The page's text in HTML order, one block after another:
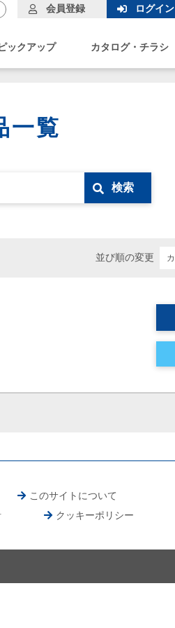
ックアップ カタログ・チラシ
会員登録 ログイン
一覧
検索
並び順の変更
このサイトについて
クッキーポリシー